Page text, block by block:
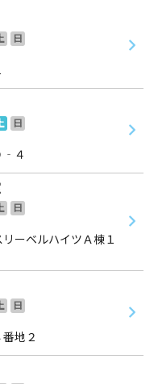
日
日
‐４
日
ーベルハイツＡ棟１
日
地２